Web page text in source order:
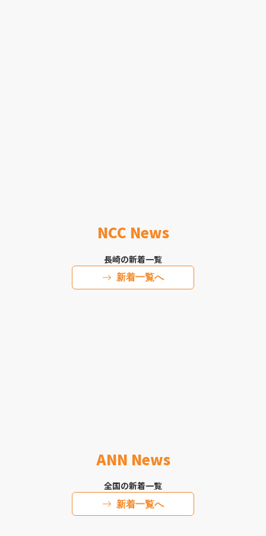
NCC News
長崎の新着一覧
新着一覧へ
ANN News
全国の新着一覧
新着一覧へ